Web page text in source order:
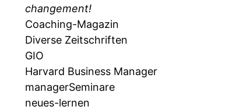
changement!
Coaching-Magazin
Diverse Zeitschriften
GIO
Harvard Business Manager
managerSeminare
neues-lernen